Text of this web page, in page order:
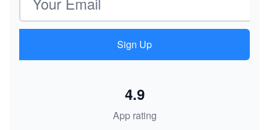
Sign Up
App rating
4.9